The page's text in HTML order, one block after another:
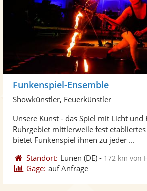
Funkenspiel-Ensemble
Showkünstler, Feuerkünstler
Unsere Kunst - das Spiel mit Licht und
Ruhrgebiet mittlerweile fest
bietet Funkenspiel ihnen zu jeder ...
Standort: Lünen (DE) - 172 km von
Gage: auf Anfrage